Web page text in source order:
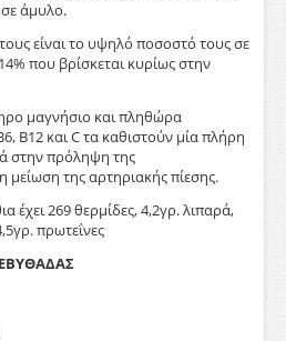
σε άμυλο.
είναι το υψηλό ποσοστό τους σε
που βρίσκεται κυρίως στην
μαγνήσιο και πληθώρα
Β12 και C τα καθιστούν μία πλήρη
στην πρόληψη της
της αρτηριακής πίεσης.
έχει 269 θερμίδες, 4,2γρ. λιπαρά,
πρωτεΐνες